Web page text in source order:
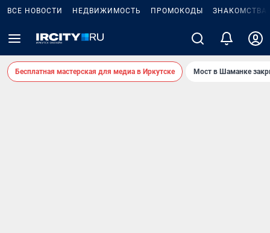
ВСЕ НОВОСТИ НЕДВИЖИМОСТЬ ПРОМОКОДЫ ЗНАКОМСТВА
Бесплатная мастерская для медиа в Иркутске Мост в Шаманке